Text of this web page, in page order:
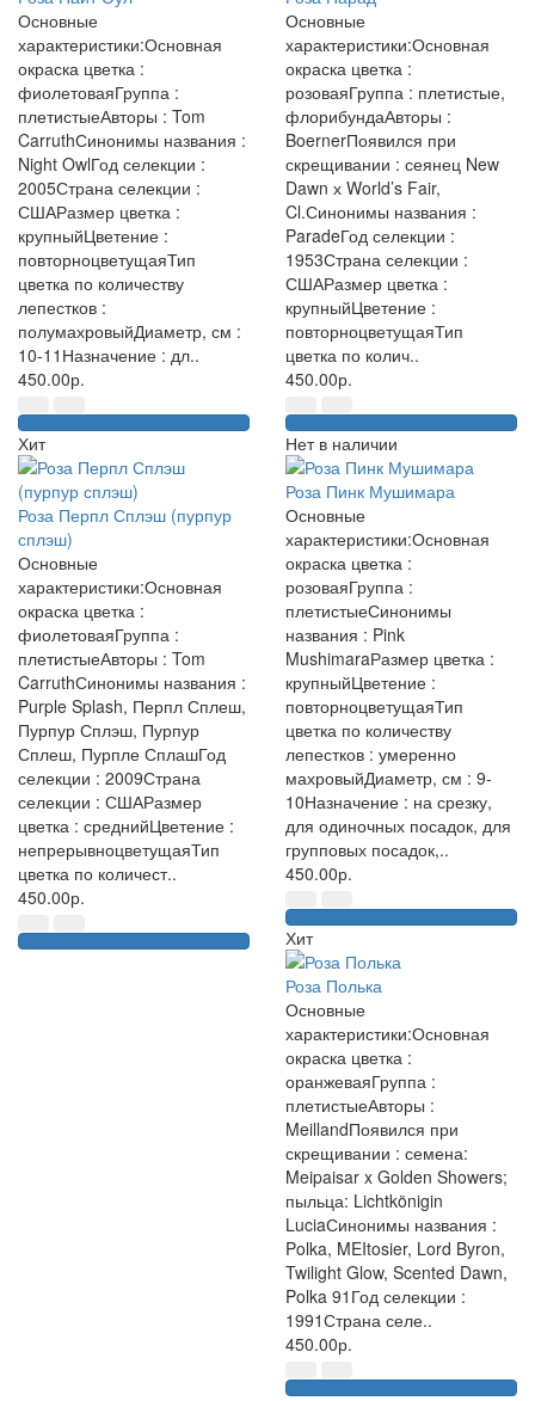
Основные
характеристики:Основная
окраска цветка :
фиолетоваяГруппа :
плетистыеАвторы : Tom
CarruthСинонимы названия :
Night OwlГод селекции :
2005Страна селекции :
СШАРазмер цветка :
крупныйЦветение :
повторноцветущаяТип
цветка по количеству
лепестков :
полумахровыйДиаметр, см :
10-11Назначение : дл..
450.00р.
Основные
характеристики:Основная
окраска цветка :
розоваяГруппа : плетистые,
флорибундаАвторы :
BoernerПоявился при
скрещивании : сеянец New
Dawn х World’s Fair,
Cl.Синонимы названия :
ParadeГод селекции :
1953Страна селекции :
СШАРазмер цветка :
крупныйЦветение :
повторноцветущаяТип
цветка по колич..
450.00р.
Хит
Роза Перпл Сплэш (пурпур
сплэш)
Основные
характеристики:Основная
окраска цветка :
фиолетоваяГруппа :
плетистыеАвторы : Tom
CarruthСинонимы названия :
Purple Splash, Перпл Сплеш,
Пурпур Сплэш, Пурпур
Сплеш, Пурпле СплашГод
селекции : 2009Страна
селекции : СШАРазмер
цветка : среднийЦветение :
непрерывноцветущаяТип
цветка по количест..
450.00р.
Нет в наличии
Роза Пинк Мушимара
Основные
характеристики:Основная
окраска цветка :
розоваяГруппа :
плетистыеСинонимы
названия : Pink
MushimaraРазмер цветка :
крупныйЦветение :
повторноцветущаяТип
цветка по количеству
лепестков : умеренно
махровыйДиаметр, см : 9-
10Назначение : на срезку,
для одиночных посадок, для
групповых посадок,..
450.00р.
Хит
Роза Полька
Основные
характеристики:Основная
окраска цветка :
оранжеваяГруппа :
плетистыеАвторы :
MeillandПоявился при
скрещивании : семена:
Meipaisar x Golden Showers;
пыльца: Lichtkönigin
LuciaСинонимы названия :
Polka, MEItosier, Lord Byron,
Twilight Glow, Scented Dawn,
Polka 91Год селекции :
1991Страна селе..
450.00р.